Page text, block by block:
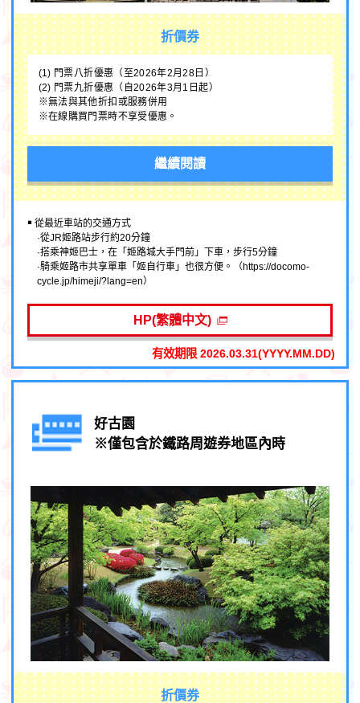
折價券
(1) 門票八折優惠（至2026年2月28日）
(2) 門票九折優惠（自2026年3月1日起）
※無法與其他折扣或服務併用
※在線購買門票時不享受優惠。
繼續閱讀
￭ 從最近車站的交通方式
·從JR姬路站步行約20分鐘
·搭乘神姬巴士，在「姬路城大手門前」下車，步行5分鐘
·騎乘姬路市共享單車「姬自行車」也很方便。（https://docomo-
cycle.jp/himeji/?lang=en）
HP(繁體中文)
有效期限 2026.03.31(YYYY.MM.DD)
好古園
※僅包含於鐵路周遊券地區內時
折價券